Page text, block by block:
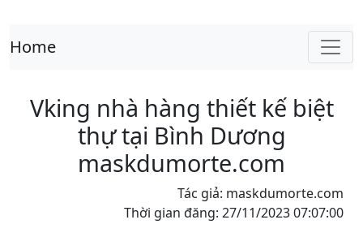
Home
Vking nhà hàng thiết kế biệt
thự tại Bình Dương
maskdumorte.com
Tác giả: maskdumorte.com
Thời gian đăng: 27/11/2023 07:07:00